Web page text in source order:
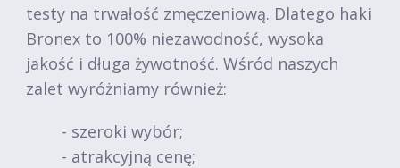
testy na trwałość zmęczeniową. Dlatego haki
Bronex to 100% niezawodność, wysoka
jakość i długa żywotność. Wśród naszych
zalet wyróżniamy również:
- szeroki wybór;
- atrakcyjną cenę;